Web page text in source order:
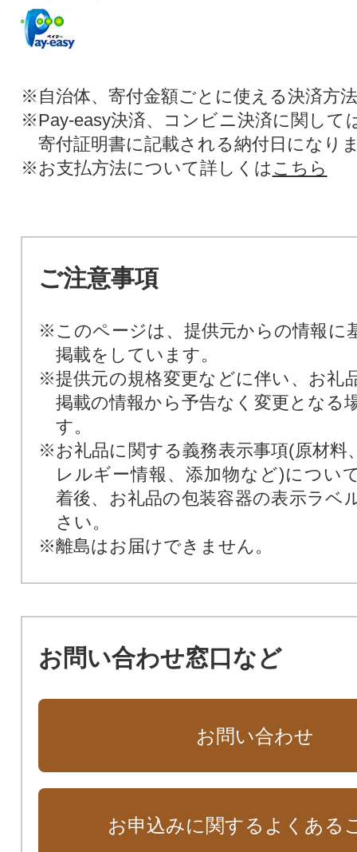
※自治体、寄付金額ごとに使える決済方
※Pay-easy決済、コンビニ決済に関して
寄付証明書に記載される納付日になり
※お支払方法について詳しくは こちら
ご注意事項
※このページは、提供元からの情報に
掲載をしています。
※提供元の規格変更などに伴い、お礼
掲載の情報から予告なく変更となる
す。
※お礼品に関する義務表示事項(原材料
レルギー情報、添加物など)につい
着後、お礼品の包装容器の表示ラベ
さい。
※離島はお届けできません。
お問い合わせ窓口など
お問い合わせ
お申込みに関するよくある